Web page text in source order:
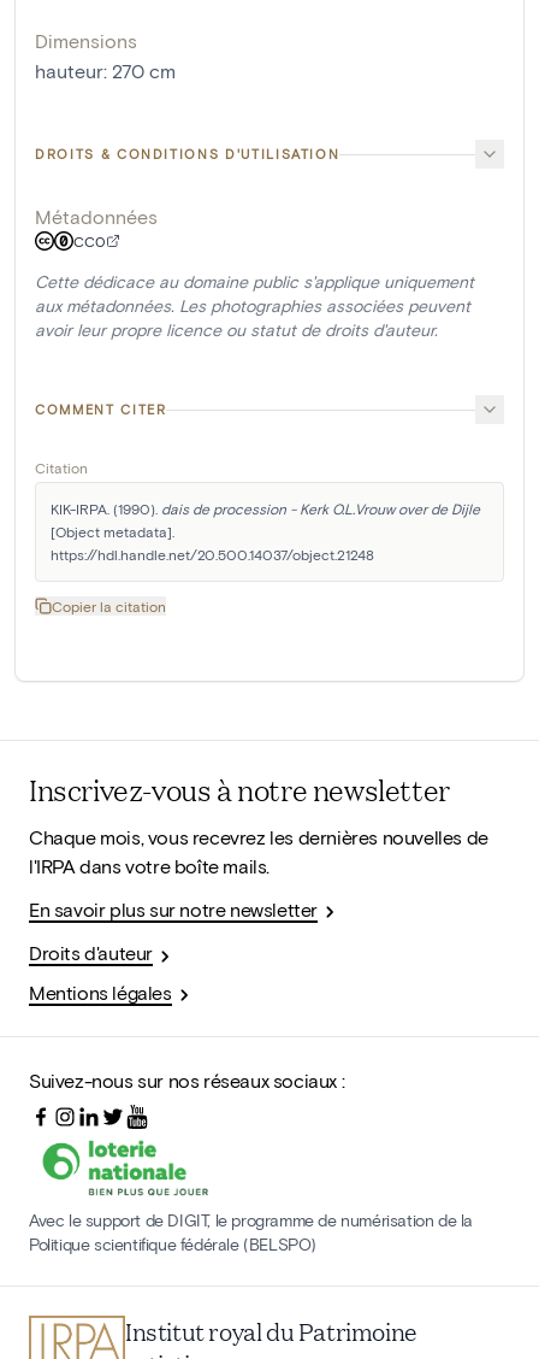
Dimensions
hauteur: 270 cm
DROITS & CONDITIONS D'UTILISATION
Métadonnées
CC0
Cette dédicace au domaine public s'applique uniquement
aux métadonnées. Les photographies associées peuvent
avoir leur propre licence ou statut de droits d'auteur.
COMMENT CITER
Citation
KIK-IRPA. (1990). dais de procession - Kerk O.L.Vrouw over de Dijle
[Object metadata].
https://hdl.handle.net/20.500.14037/object.21248
Copier la citation
Inscrivez-vous à notre newsletter
Chaque mois, vous recevrez les dernières nouvelles de
l'IRPA dans votre boîte mails.
En savoir plus sur notre newsletter
Droits d'auteur
Mentions légales
Suivez-nous sur nos réseaux sociaux :
Avec le support de DIGIT, le programme de numérisation de la
Politique scientifique fédérale (BELSPO)
Institut royal du Patrimoine